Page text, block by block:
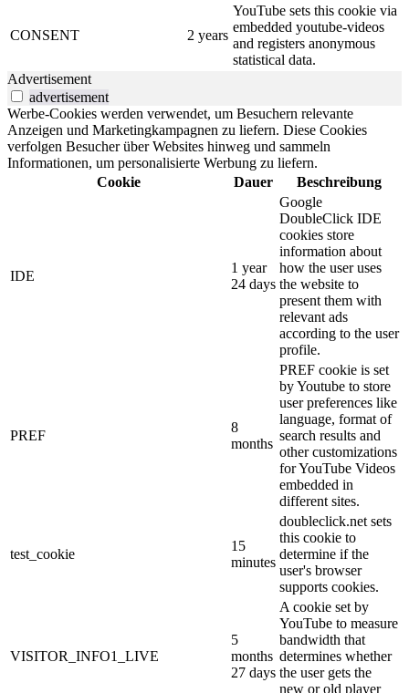
CONSENT 2 years
YouTube sets this cookie via
embedded youtube-videos
and registers anonymous
statistical data.
Advertisement
advertisement
Werbe-Cookies werden verwendet, um Besuchern relevante
Anzeigen und Marketingkampagnen zu liefern. Diese Cookies
verfolgen Besucher über Websites hinweg und sammeln
Informationen, um personalisierte Werbung zu liefern.
Cookie
Dauer Beschreibung
IDE
1 year
24 days
Google
DoubleClick IDE
cookies store
information about
how the user uses
the website to
present them with
relevant ads
according to the user
profile.
PREF
8
months
PREF cookie is set
by Youtube to store
user preferences like
language, format of
search results and
other customizations
for YouTube Videos
embedded in
different sites.
test_cookie
15
minutes
doubleclick.net sets
this cookie to
determine if the
user's browser
supports cookies.
VISITOR_INFO1_LIVE
5
months
27 days
A cookie set by
YouTube to measure
bandwidth that
determines whether
the user gets the
new or old player